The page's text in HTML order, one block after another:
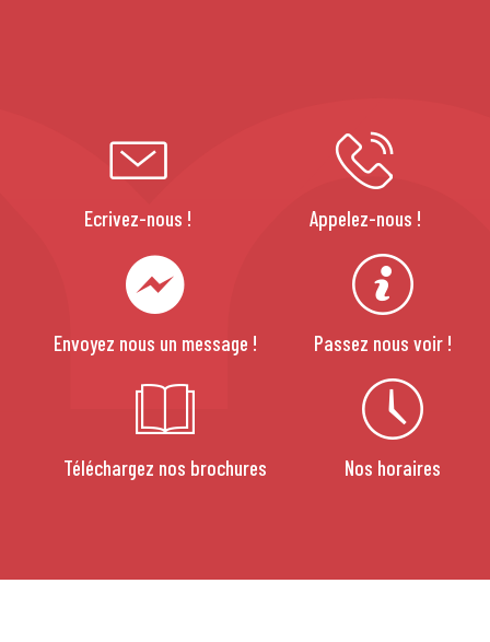
Ecrivez-nous ! Appelez-nous !
Envoyez nous un message ! Passez nous voir !
Téléchargez nos brochures Nos horaires